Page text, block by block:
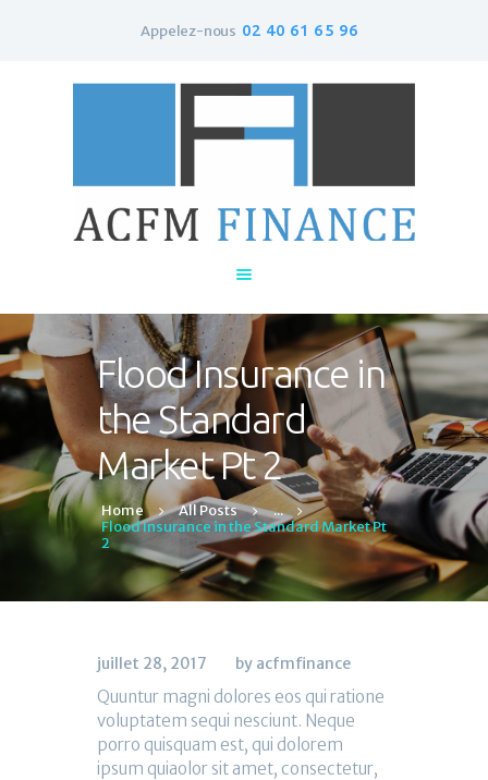
Appelez-nous 02 40 61 65 96
Flood Insurance in
the Standard
Market Pt 2
Home All Posts
...
Flood Insurance in the Standard Market Pt
2
Qui sommes-nous ?
Le rachat de crédit
juillet 28, 2017 by acfmfinance
Quuntur magni dolores eos qui ratione
voluptatem sequi nesciunt. Neque
porro quisquam est, qui dolorem
ipsum quiaolor sit amet, consectetur,